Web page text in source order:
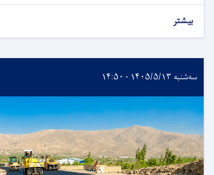
بیشتر
سه‌شنبه ۱۴۰۵/۵/۱۳ - ۱۴:۵۰